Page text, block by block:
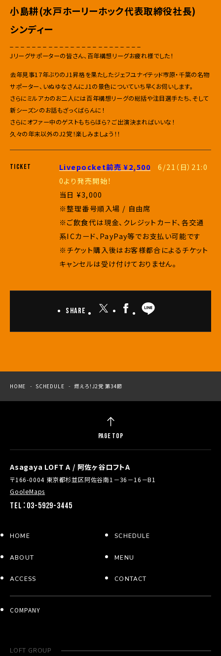
小島耕(水戸ホーリーホック代表取締役社長)
シンディー
Jリーグサポーターの皆さん、百年構想リーグお疲れ様でした！
去年見事17年ぶりのJ1昇格を果たしたジェフユナイテッド市原・千葉の名物
サポーター、いぬゆなさんにJ1の景色についていち早くお伺いします。
さらにミルアカのお二人には百年構想リーグの総括や注目選手たち、そして
新シーズンのお話もざっくばらんに！
さらにオファー中のゲストもちらほら？ご出演決まればいいな！
久々の年末以外のJ2党！楽しみましょう！！
TICKET Livepocket前売 ¥2,500
6/21（日）21:0
0より発売開始！
当日 ¥3,000
※整理番号順入場 / 自由席
※ご飲食代は現金、クレジットカード、各交通
系ICカード、PayPay等でお支払い可能です
※チケット購入後はお客様都合によるチケット
キャンセルは受け付けておりません。
Share
HOME SCHEDULE 燃えろ！J2党 第34節
Asagaya LOFT A / 阿佐ヶ谷ロフトA
〒166-0004 東京都杉並区阿佐谷南1－36－16－B1
GooleMaps
TEL：03-5929-3445
HOME SCHEDULE
ABOUT MENU
ACCESS CONTACT
COMPANY
LOFT GROUP
PAGE TOP